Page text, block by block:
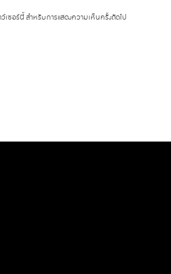
เซอร์นี้ สำหรับการแสดงความเห็นครั้งถัดไป